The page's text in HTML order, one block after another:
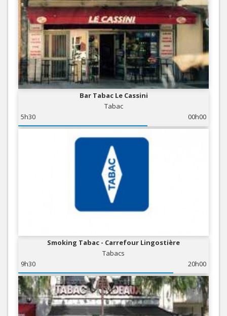
Bar Tabac Le Cassini
Tabac
5h30
00h00
Smoking Tabac - Carrefour Lingostière
Tabacs
9h30
20h00